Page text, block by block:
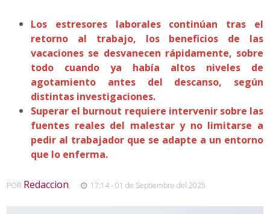
Los estresores laborales continúan tras el
retorno al trabajo, los beneficios de las
vacaciones se desvanecen rápidamente, sobre
todo cuando ya había altos niveles de
agotamiento antes del descanso, según
distintas investigaciones.
Superar el burnout requiere intervenir sobre las
fuentes reales del malestar y no limitarse a
pedir al trabajador que se adapte a un entorno
que lo enferma.
POR Redaccion, 17:14 - 01 de Septiembre del 2025